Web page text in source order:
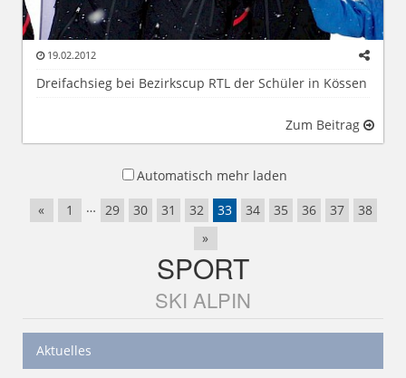
19.02.2012
Dreifachsieg bei Bezirkscup RTL der Schüler in Kössen
Zum Beitrag
Automatisch mehr laden
«
1 … 29 30 31 32 33 34 35 36 37
38
»
SPORT
SKI ALPIN
Aktuelles